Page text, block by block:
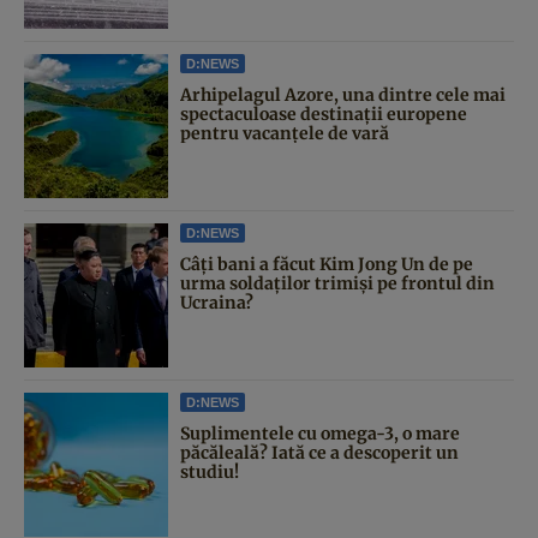
D:NEWS
Arhipelagul Azore, una dintre cele mai
spectaculoase destinații europene
pentru vacanțele de vară
D:NEWS
Câți bani a făcut Kim Jong Un de pe
urma soldaților trimiși pe frontul din
Ucraina?
D:NEWS
Suplimentele cu omega-3, o mare
păcăleală? Iată ce a descoperit un
studiu!